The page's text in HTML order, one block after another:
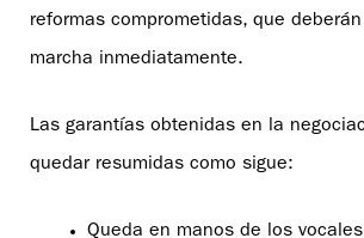
reformas comprometidas, que
marcha inmediatamente.
Las garantías obtenidas en la
quedar resumidas como sigue:
Queda en manos de los